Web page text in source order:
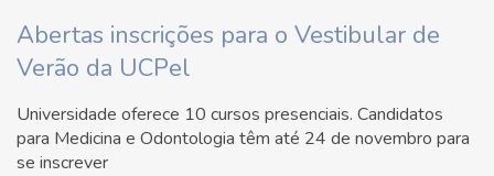
Abertas inscrições para o Vestibular de
Verão da UCPel
Universidade oferece 10 cursos presenciais. Candidatos
para Medicina e Odontologia têm até 24 de novembro para
se inscrever